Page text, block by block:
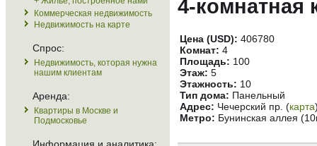
Коммерческая недвижимость
Недвижимость на карте
Спрос:
Недвижимость, которая нужна
нашим клиентам
Аренда:
Квартиры в Москве и
Подмосковье
4-комнатная
Цена (USD): 406780
Комнат: 4
Площадь: 100
Этаж: 5
Этажность: 10
Тип дома: Панельный
Адрес: Чечерский пр. (карта
Метро: Бунинская аллея